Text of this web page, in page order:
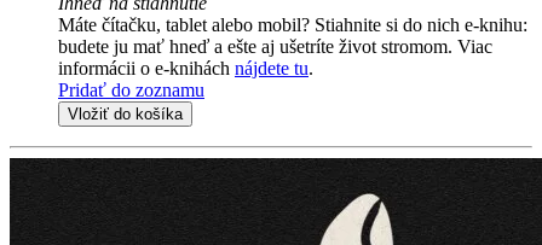
Máte čítačku, tablet alebo mobil? Stiahnite si do nich e-knihu:
budete ju mať hneď a ešte aj ušetríte život stromom. Viac
informácii o e-knihách nájdete tu.
Pridať do zoznamu
Vložiť do košíka